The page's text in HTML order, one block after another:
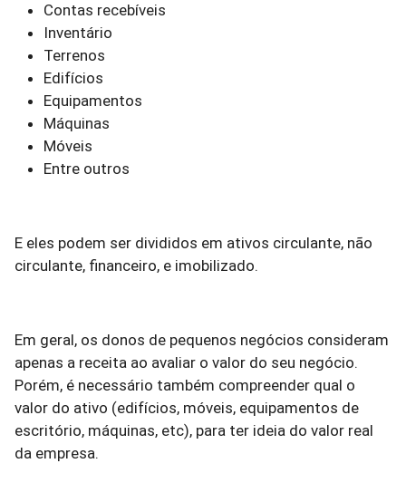
Contas recebíveis
Inventário
Terrenos
Edifícios
Equipamentos
Máquinas
Móveis
Entre outros
E eles podem ser divididos em ativos circulante, não
circulante, financeiro, e imobilizado.
Em geral, os donos de pequenos negócios consideram
apenas a receita ao avaliar o valor do seu negócio.
Porém, é necessário também compreender qual o
valor do ativo (edifícios, móveis, equipamentos de
escritório, máquinas, etc), para ter ideia do valor real
da empresa.